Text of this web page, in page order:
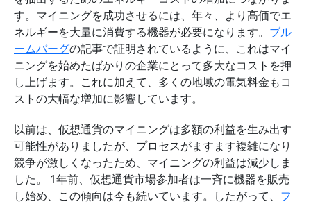
す。マイニングを成功させるには、年々、より高価でエ
ネルギーを大量に消費する機器が必要になります。 ブル
ームバーグの記事で証明されているように、これはマイ
ニングを始めたばかりの企業にとって多大なコストを押
し上げます。これに加えて、多くの地域の電気料金もコ
ストの大幅な増加に影響しています。
以前は、仮想通貨のマイニングは多額の利益を生み出す
可能性がありましたが、プロセスがますます複雑になり
競争が激しくなったため、マイニングの利益は減少しま
した。 1年前、仮想通貨市場参加者は一斉に機器を販売
し始め、この傾向は今も続いています。したがって、 フ